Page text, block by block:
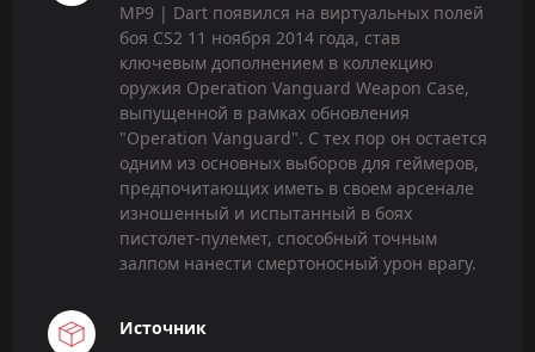
MP9 | Dart появился на виртуальных полей
боя CS2 11 ноября 2014 года, став
ключевым дополнением в коллекцию
оружия Operation Vanguard Weapon Case,
выпущенной в рамках обновления
"Operation Vanguard". С тех пор он остается
одним из основных выборов для геймеров,
предпочитающих иметь в своем арсенале
изношенный и испытанный в боях
пистолет-пулемет, способный точным
залпом нанести смертоносный урон врагу.
Источник